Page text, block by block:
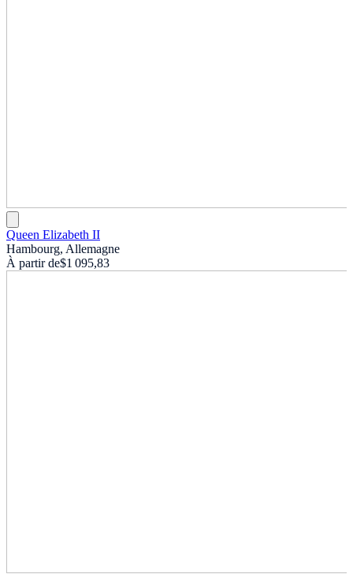
Queen Elizabeth II
Hambourg, Allemagne
À partir de$1 095,83